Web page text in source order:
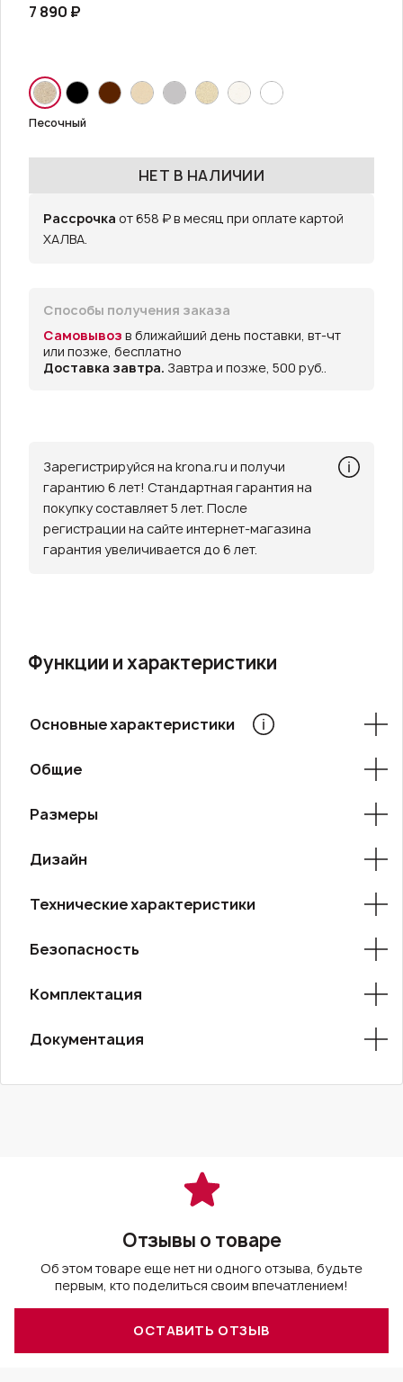
7 890 ₽
Песочный
НЕТ В НАЛИЧИИ
Рассрочка от 658 ₽ в месяц при оплате картой
ХАЛВА.
Способы получения заказа
Самовывоз в ближайший день поставки, вт-чт
или позже, бесплатно
Доставка завтра. Завтра и позже, 500 руб..
Зарегистрируйся на krona.ru и получи
гарантию 6 лет! Стандартная гарантия на
покупку составляет 5 лет. После
регистрации на сайте интернет-магазина
гарантия увеличивается до 6 лет.
Функции и характеристики
Основные характеристики
Общие
Размеры
Дизайн
Технические характеристики
Безопасность
Комплектация
Документация
Отзывы о товаре
Об этом товаре еще нет ни одного отзыва, будьте
первым, кто поделиться своим впечатлением!
ОСТАВИТЬ ОТЗЫВ